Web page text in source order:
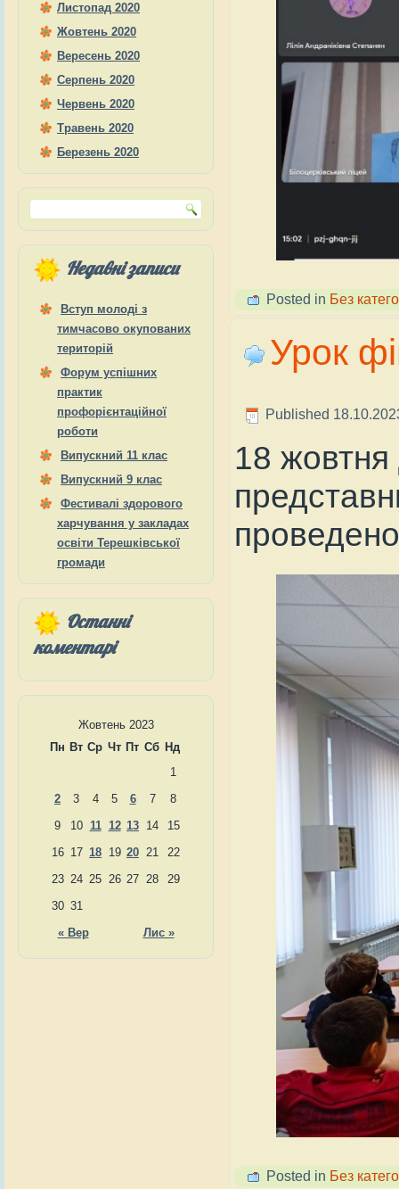
Листопад 2020
Жовтень 2020
Вересень 2020
Серпень 2020
Червень 2020
Травень 2020
Березень 2020
Недавні записи
Вступ молоді з
тимчасово окупованих
територій
Форум успішних
практик
профорієнтаційної
роботи
Випускний 11 клас
Випускний 9 клас
Фестивалі здорового
харчування у закладах
освіти Терешківської
громади
Останні
коментарі
Жовтень 2023
Пн Вт Ср Чт Пт Сб Нд
« Вер Лис »
1
2
3 4 5 6 7
8
9
10 11 12 13 14
15
16 17 18 19 20 21
22
23 24 25 26 27 28
29
30 31
Posted in Без
Урок
Published
18 жовтня
Posted in Без